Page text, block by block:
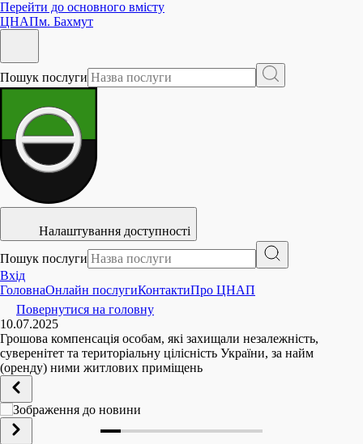
Перейти до основного вмісту
ЦНАПм. Бахмут
Пошук послуги
Налаштування доступності
Пошук послуги
Вхід
ГоловнаОнлайн послугиКонтактиПро ЦНАП
Повернутися на головну
10.07.2025
Грошова компенсація особам, які захищали незалежність,
суверенітет та територіальну цілісність України, за найм
(оренду) ними житлових приміщень